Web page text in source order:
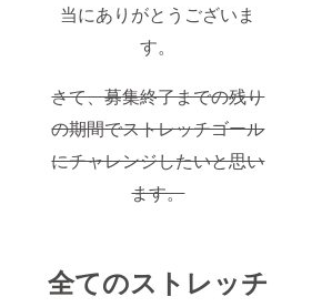
当にありがとうございま
す。
さて、募集終了までの残り
の期間でストレッチゴール
にチャレンジしたいと思い
ます。
全てのストレッチ